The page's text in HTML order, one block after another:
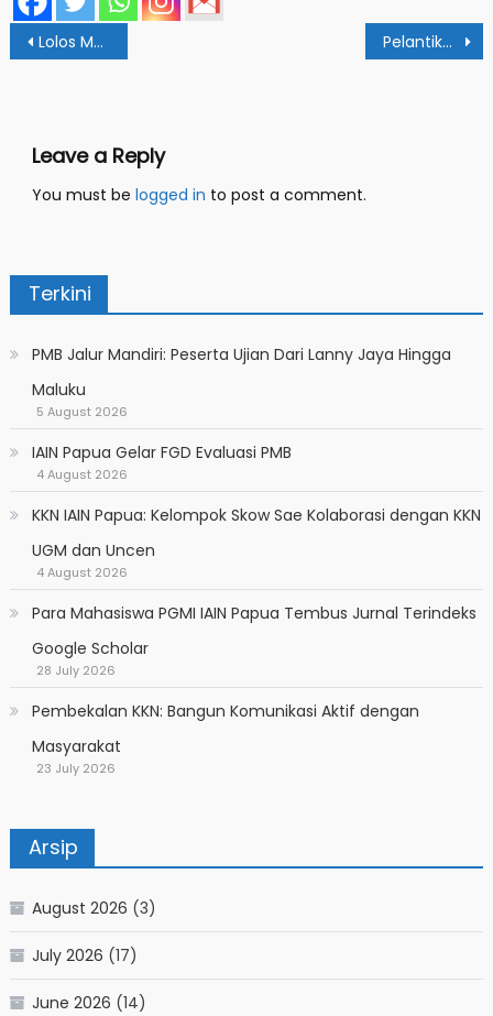
Post
navigation
Lolos Masuk PTKIN, Menag: Gerbang Utama Cetak Generasi Unggul dan Moderat Pelantikan Pengurus HMPS ES: Jaga Integritas dan Nama Baik Institusi
Leave a Reply
You must be logged in to post a comment.
Terkini
PMB Jalur Mandiri: Peserta Ujian Dari Lanny Jaya Hingga
Maluku
5 August 2026
IAIN Papua Gelar FGD Evaluasi PMB
4 August 2026
KKN IAIN Papua: Kelompok Skow Sae Kolaborasi dengan KKN
UGM dan Uncen
4 August 2026
Para Mahasiswa PGMI IAIN Papua Tembus Jurnal Terindeks
Google Scholar
28 July 2026
Pembekalan KKN: Bangun Komunikasi Aktif dengan
Masyarakat
23 July 2026
Arsip
August 2026 (3)
July 2026 (17)
June 2026 (14)